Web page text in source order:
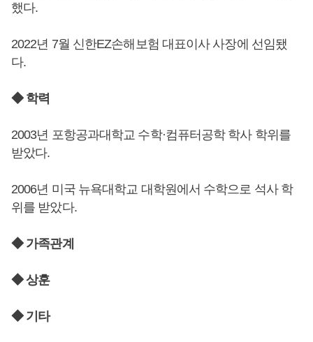
했다.
2022년 7월 신한EZ손해보험 대표이사 사장에 선임됐
다.
◆ 학력
2003년 포항공과대학교 수학·컴퓨터공학 학사 학위를
받았다.
2006년 미국 뉴욕대학교 대학원에서 수학으로 석사 학
위를 받았다.
◆ 가족관계
◆ 상훈
◆ 기타